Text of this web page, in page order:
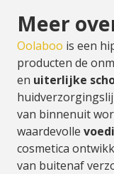
Meer
Oolaboo is een
producten de
en uiterlijke
van binnenuit
waardevolle
cosmetica
van buitenaf